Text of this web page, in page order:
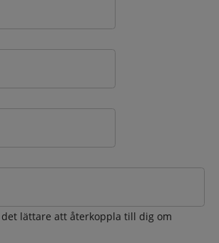
lättare att återkoppla till dig om